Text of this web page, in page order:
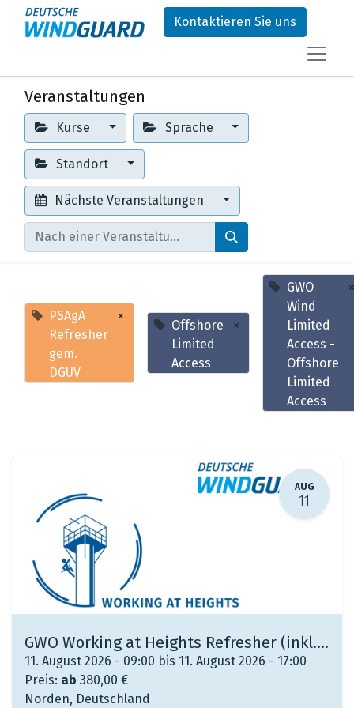
Kontaktieren Sie uns
Veranstaltungen
Kurse Sprache
Standort
Nächste Veranstaltungen
PSAgA
Refresher
gem.
DGUV
×
Offshore
Limited
Access
×
GWO
Wind
Limited
Access -
Offshore
Limited
Access
×
AUG
11
GWO Working at Heights Refresher (inkl. PSAgAR gem. DGUV)
11. August 2026 - 09:00 bis 11. August 2026 - 17:00
Preis: ab 380,00 €
Norden, Deutschland